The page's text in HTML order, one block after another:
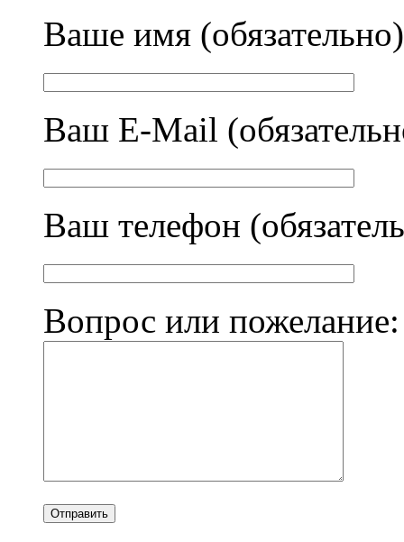
Ваше имя (обязательно)
Ваш E-Mail
Ваш телефон
Вопрос или пожелание: